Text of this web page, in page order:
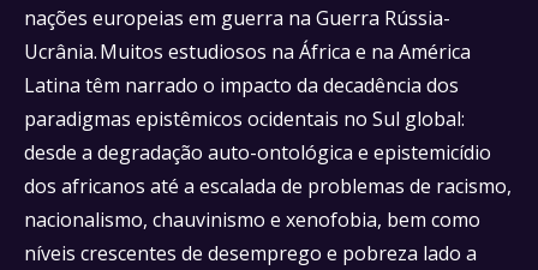
nações europeias em guerra na Guerra Rússia-
Ucrânia. Muitos estudiosos na África e na América
Latina têm narrado o impacto da decadência dos
paradigmas epistêmicos ocidentais no Sul global:
desde a degradação auto-ontológica e epistemicídio
dos africanos até a escalada de problemas de racismo,
nacionalismo, chauvinismo e xenofobia, bem como
níveis crescentes de desemprego e pobreza lado a